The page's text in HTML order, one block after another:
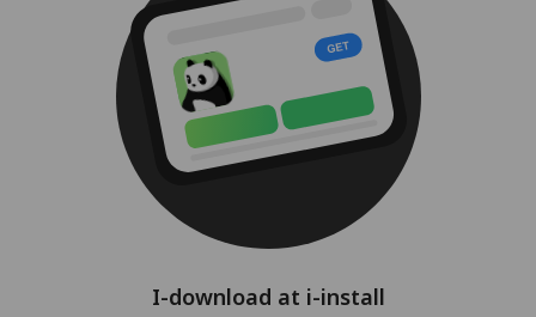
I-download at i-install